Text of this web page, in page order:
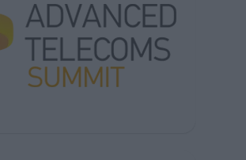
See also from Verticom